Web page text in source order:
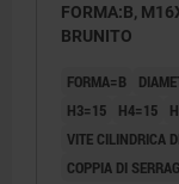
FORMA:B,
BRUNITO
FORMA=B
H3=15
H4=15
VITE CILINDRICA
COPPIA DI